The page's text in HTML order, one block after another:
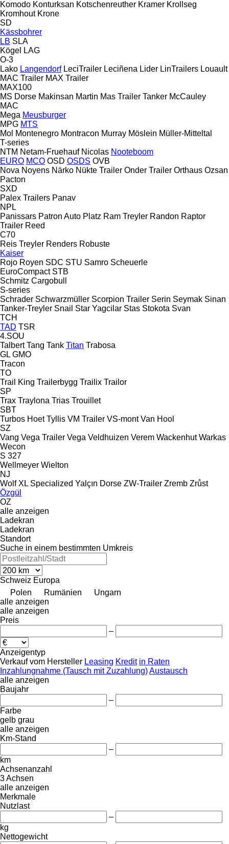
Komodo Konturksan Kotschenreuther Kramer Krollseg
Kromhout Krone
SD
Kässbohrer
LB SLA
Kögel
LAG
O-3
Lako Langendorf LeciTrailer Leciñena Lider LinTrailers Louault
MAC Trailer MAX Trailer
MAX100
MS Dorse Makinsan Martin Mas Trailer Tanker McCauley
MAC
Mega Meusburger
MPG MTS
Mol Montenegro Montracon Murray Möslein Müller-Mitteltal
T-series
NTM Netam-Fruehauf Nicolas Nooteboom
EURO MCO OSD OSDS OVB
Nova Noyens Närko Nükte Trailer Onder Trailer Orthaus Ozsan
Pacton
SXD
Palex Trailers Panav
NPL
Panissars Patron Auto Platz Ram Treyler Randon Raptor
Trailer Reed
C70
Reis Treyler Renders Robuste
Kaiser
Rojo Royen SDC STU Samro Scheuerle
EuroCompact STB
Schmitz Cargobull
S-series
Schrader Schwarzmüller Scorpion Trailer Serin Seymak Sinan
Tanker-Treyler Snail Star Yagcilar Stas Stokota Svan
TCH
TAD TSR
4.SOU
Talbert Tang Tank Titan Trabosa
GL GMO
Tracon
TO
Trail King Trailerbygg Trailix Trailor
SP
Trax Traylona Trias Trouillet
SBT
Turbos Hoet Tyllis VM Trailer VS-mont Van Hool
SZ
Vang Vega Trailer Vega Veldhuizen Verem Wackenhut Warkas
Wecon
S 327
Wellmeyer Wielton
NJ
Wolf XL Specialized Yalçın Dorse ZW-Trailer Zremb Zrůst
Özgül
OZ
alle anzeigen
Ladekran
Ladekran
Standort
Suche in einem bestimmten Umkreis
Schweiz Europa
Polen
Rumänien
Ungarn
alle anzeigen
alle anzeigen
Preis
–
Anzeigentyp
Verkauf vom Hersteller Leasing Kredit in Raten
Inzahlungnahme (Tausch mit Zuzahlung)Austausch
alle anzeigen
Baujahr
–
Farbe
gelb grau
alle anzeigen
Km-Stand
–
km
Achsenanzahl
3 Achsen
alle anzeigen
Merkmale
Nutzlast
–
kg
Nettogewicht